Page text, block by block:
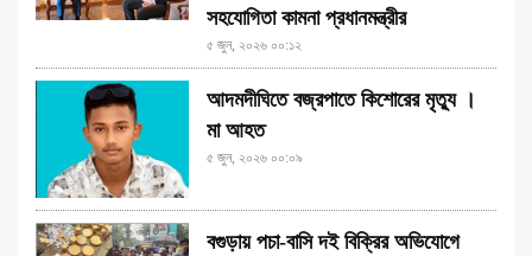
সহযোগিতা কামনা প্রধানমন্ত্রীর
৫ জুন, ২০২৬ ০০:১২
আদমদীঘিতে বজ্রপাতে কিশোরের মৃত্যু ।
মা আহত
৫ জুন, ২০২৬ ০০:০৯
বগুড়ায় পচা-বাসি দই বিক্রির অভিযোগে